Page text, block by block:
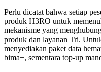
Perlu dicatat bahwa setiap
produk H3RO untuk
mekanisme yang
produk dan layanan Tri.
menyediakan paket data
bima+, sementara top-up